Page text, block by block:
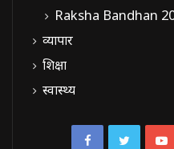
Raksha Bandhan
व्यापार
शिक्षा
स्वास्थ्य
FacebookTwitter